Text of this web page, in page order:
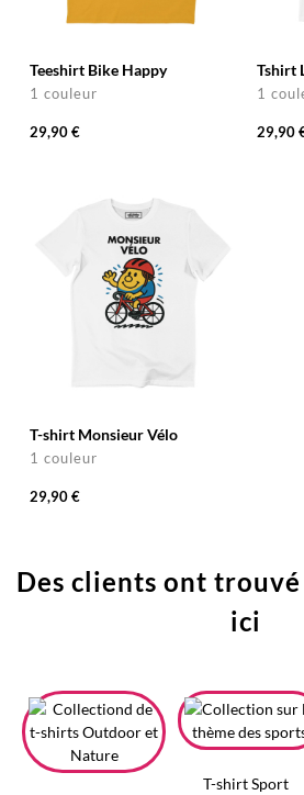
Teeshirt Bike Happy
1 couleur
29,90 €
Tshirt
1
29,90
T-shirt Monsieur Vélo
1 couleur
29,90 €
Des clients ont
ici
T-shirt Sport